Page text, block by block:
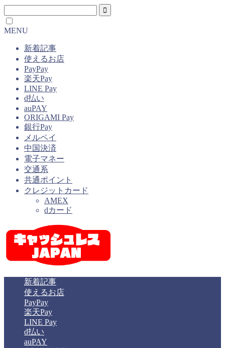
MENU
新着記事
使えるお店
PayPay
楽天Pay
LINE Pay
d払い
auPAY
ORIGAMI Pay
銀行Pay
メルペイ
中国決済
電子マネー
交通系
共通ポイント
クレジットカード
AMEX
dカード
新着記事
使えるお店
PayPay
楽天Pay
LINE Pay
d払い
auPAY